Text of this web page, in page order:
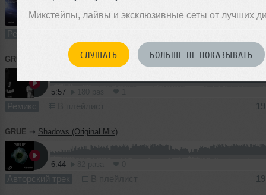
Микстейпы, лайвы и эксклюзивные сеты от лучших
СЛУШАТЬ БОЛЬШЕ НЕ ПОКАЗЫВАТЬ
6:19 237 раз 0
Ремикс
GRUE Bora & Shori feat. ocean.pop - Don't (GRUE Remix)
5:57
Ремикс
GRUE ➝ Shadows (Original Mix)
6:44
Авторский трек